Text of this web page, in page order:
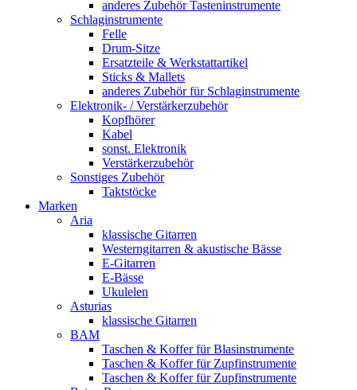
anderes Zubehör Tasteninstrumente
Schlaginstrumente
Felle
Drum-Sitze
Ersatzteile & Werkstattartikel
Sticks & Mallets
anderes Zubehör für Schlaginstrumente
Elektronik- / Verstärkerzubehör
Kopfhörer
Kabel
sonst. Elektronik
Verstärkerzubehör
Sonstiges Zubehör
Taktstöcke
Marken
Aria
klassische Gitarren
Westerngitarren & akustische Bässe
E-Gitarren
E-Bässe
Ukulelen
Asturias
klassische Gitarren
BAM
Taschen & Koffer für Blasinstrumente
Taschen & Koffer für Zupfinstrumente
Taschen & Koffer für Zupfinstrumente